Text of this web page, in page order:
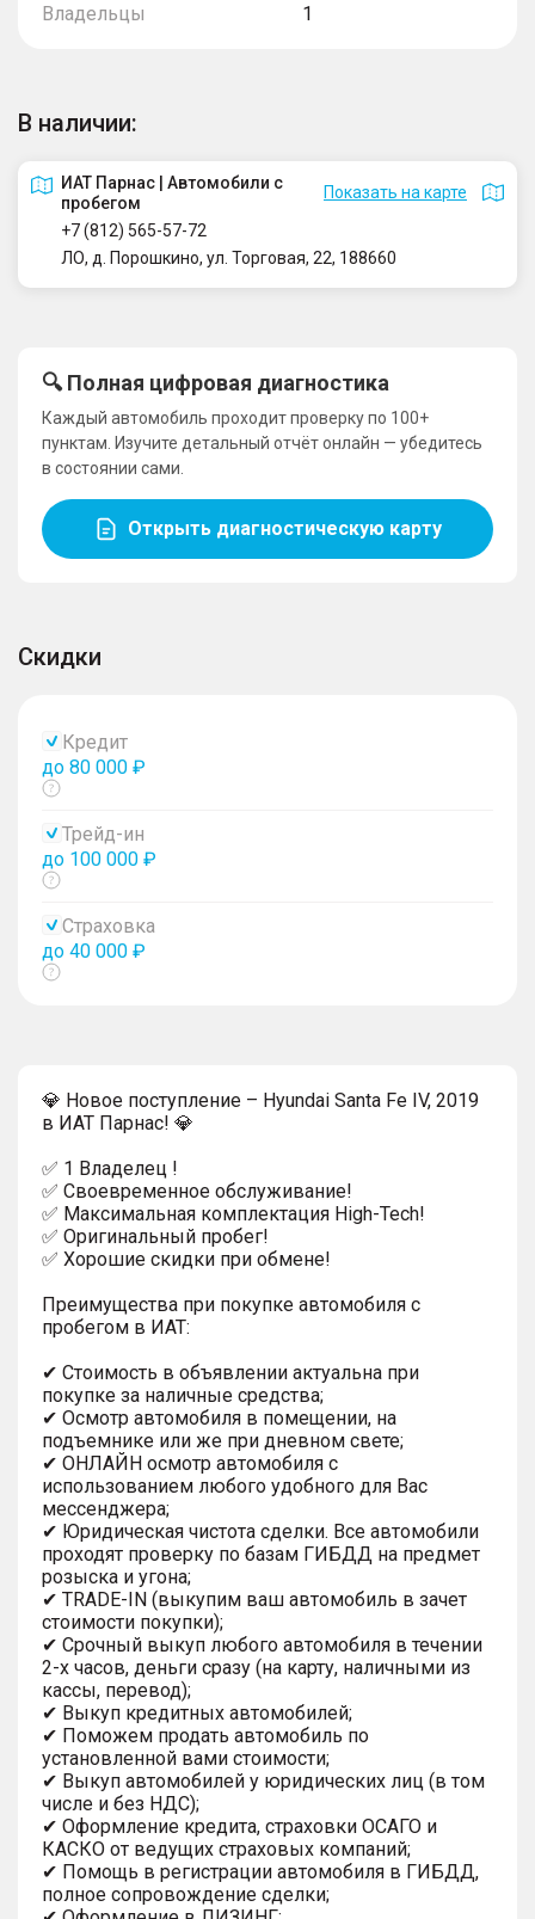
Владельцы 1
В наличии:
ИАТ Парнас | Автомобили с
пробегом
Показать на карте
+7 (812) 565-57-72
ЛО, д. Порошкино, ул. Торговая, 22, 188660
🔍 Полная цифровая диагностика
Каждый автомобиль проходит проверку по 100+
пунктам. Изучите детальный отчёт онлайн — убедитесь
в состоянии сами.
Открыть диагностическую карту
Скидки
Кредит
до 80 000 ₽
Показать
Трейд-ин
до 100 000 ₽
Показать
Страховка
до 40 000 ₽
Показать
💎 Новое поступление – Hyundai Santa Fe IV, 2019
в ИАТ Парнас! 💎
✅ 1 Владелец !
✅ Своевременное обслуживание!
✅ Максимальная комплектация High-Tech!
✅ Оригинальный пробег!
✅ Хорошие скидки при обмене!
Преимущества при покупке автомобиля с
пробегом в ИАТ:
✔ Стоимость в объявлении актуальна при
покупке за наличные средства;
✔ Осмотр автомобиля в помещении, на
подъемнике или же при дневном свете;
✔ ОНЛАЙН осмотр автомобиля с
использованием любого удобного для Вас
мессенджера;
✔ Юридическая чистота сделки. Все автомобили
проходят проверку по базам ГИБДД на предмет
розыска и угона;
✔ TRADE-IN (выкупим ваш автомобиль в зачет
стоимости покупки);
✔ Срочный выкуп любого автомобиля в течении
2-х часов, деньги сразу (на карту, наличными из
кассы, перевод);
✔ Выкуп кредитных автомобилей;
✔ Поможем продать автомобиль по
установленной вами стоимости;
✔ Выкуп автомобилей у юридических лиц (в том
числе и без НДС);
✔ Оформление кредита, страховки ОСАГО и
КАСКО от ведущих страховых компаний;
✔ Помощь в регистрации автомобиля в ГИБДД,
полное сопровождение сделки;